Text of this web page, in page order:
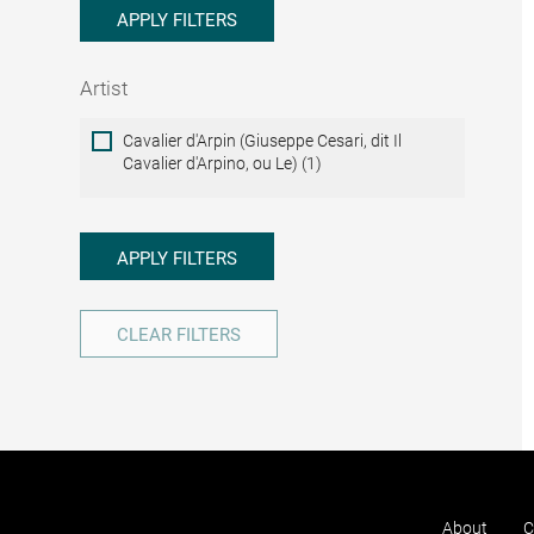
APPLY FILTERS
Artist
ArtistCavalier d'Arpin (Giuseppe Cesari, dit Il
Cavalier d'Arpino, ou Le) (1)
APPLY FILTERS
CLEAR FILTERS
About